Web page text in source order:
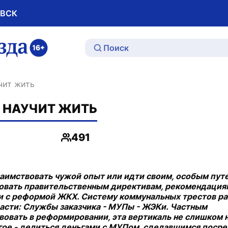
жить
ЖИТЬ
Просмотры
491
чужой опыт или идти своим, особым
правительственным директивам,
реформой ЖКХ. Систему коммунальных трестов
Службы заказчика - МУПы - ЖЭКи. Частным
в реформировании, эта вертикаль не слишком